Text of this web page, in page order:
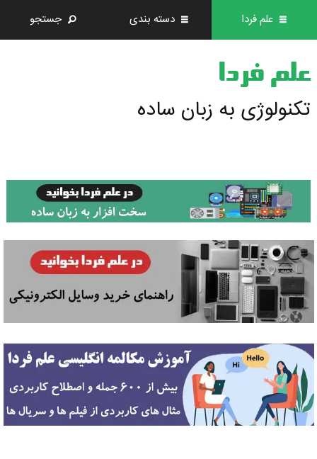
علم فردا دسته بندی جستجو
علم فردا
تکنولوژی به زبان ساده